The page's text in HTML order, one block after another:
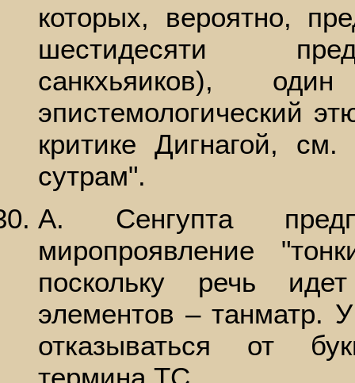
которых, вероятно,
шестидесяти
санкхьяиков),
эпистемологический
критике Дигнагой,
сутрам".
А. Сенгупта
миропроявление
поскольку речь
элементов – танматр.
отказываться от